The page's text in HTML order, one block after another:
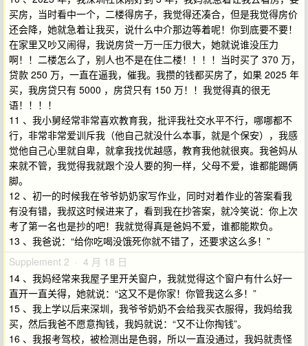
买房，当时看中一个，二楼得房子，我觉得还凑合，但是我觉得房价
还会降，她就急着让我买，说什么中介那边等着呢！你到底要不要！
在家里又吵又闹得，我说房贷一万一压力很大，她就说谁没压力
啊！！二楼怎么了，别人也不是在住二楼！！！！当时买了 370 万，
贷款 250 万，一直在逼我，催我。我攒的钱都买房了，如果 2025 年
买，我房贷只有 5000 ，房贷只有 150 万！！我觉得真的很无
语！！！！
11 、我小舅经常非常喜欢教育我，批评我社交水平不行，哪哪都不
行，非常非常爱训斥我（他自己就没什么本事，就是个保安），我感
觉他自己心里就自卑，就拿我找优越感，教育我他就很爽。我爸妈从
来就不管，我觉得我就跟个没人要的狗一样，父母不爱，谁都能踢俩
脚。
12 、初一的时候我在爷爷奶奶家写作业，同时对着作业的答案看我
有没有错，我叔这时候进来了，看到我在抄答案，就冷笑说：你上次
考了第一名也是抄的吧！我就觉得真是爸妈不爱，谁都能欺负。
13 、我爸说：“给你吃喝没饿死你就不错了，还要求这么多！”
Supplement 2 · 4 月 18 日
14 、我妈经常来我屋子里开关窗户，我就觉得这个窗户有什么好一
直开一直关得，她就说：“这又不是你家！你管我这么多！”
15 、我上学以后来深圳，我爷爷奶奶不会给我买衣服得，我妈给我
买，然后我爸不愿意掏钱，我妈就说：“又不让你掏钱”。
16 、我报考驾校，被检测出是色弱，所以一直没通过，我妈就责怪